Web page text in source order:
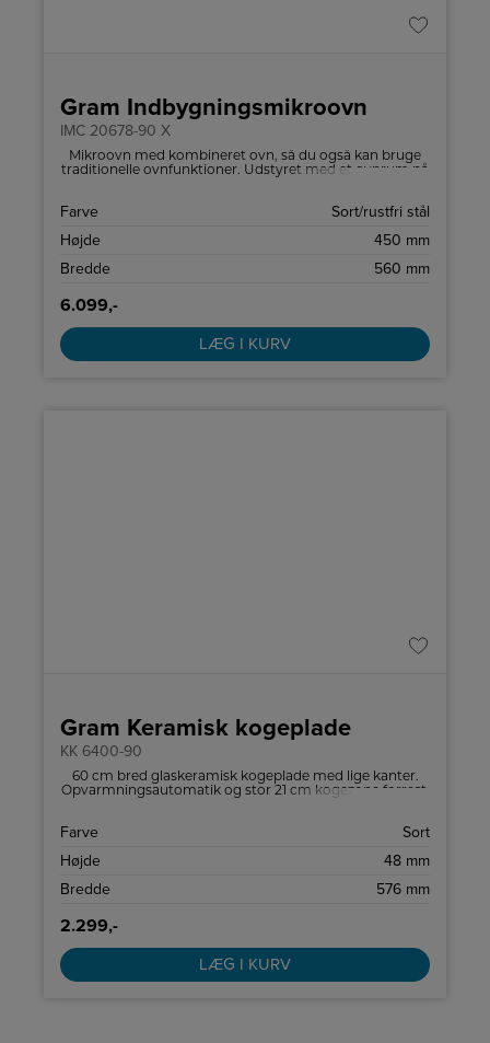
Gram Indbygningsmikroovn
IMC 20678-90 X
Mikroovn med kombineret ovn, så du også kan bruge
traditionelle ovnfunktioner. Udstyret med et ovnrum på
Farve
Sort/rustfri stål
Højde
450 mm
Bredde
560 mm
6.099,-
LÆG I KURV
Gram Keramisk kogeplade
KK 6400-90
60 cm bred glaskeramisk kogeplade med lige kanter.
Opvarmningsautomatik og stor 21 cm kogezone forrest.
Farve
Sort
Højde
48 mm
Bredde
576 mm
2.299,-
LÆG I KURV